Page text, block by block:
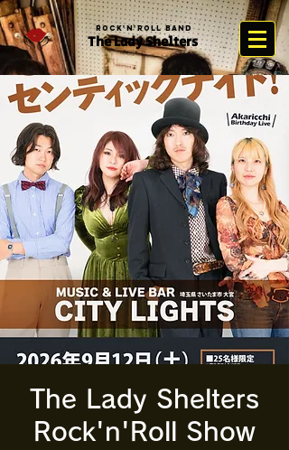
Rock'n'Roll Band
The Lady Shelters
The Lady Shelters
Rock'n'Roll Show